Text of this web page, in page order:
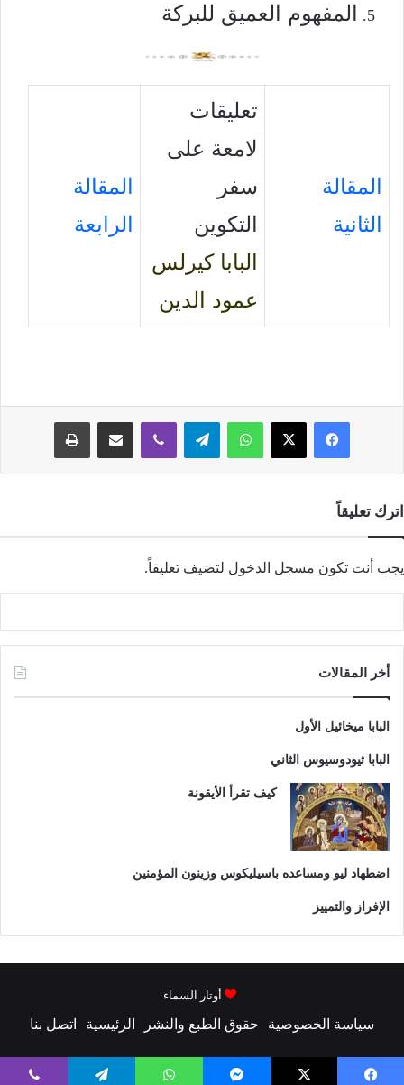
المفهوم العميق للبركة
المقالة
الثانية
تعليقات
لامعة على
سفر
التكوين
البابا كيرلس
عمود الدين
المقالة
الرابعة
فيسبوك‫X واتسابتيلقرامڤايبر مشاركة عبر البريد طباعة
اترك تعليقاً
يجب أنت تكون مسجل الدخول لتضيف تعليقاً.
أخر المقالات
البابا ميخائيل الأول
البابا ثيودوسيوس الثاني
كيف تقرأ الأيقونة
اضطهاد ليو ومساعده باسیلیکوس وزينون المؤمنين
الإفراز والتمييز
أوتار السماء
سياسة الخصوصية حقوق الطبع والنشر الرئيسية اتصل بنا